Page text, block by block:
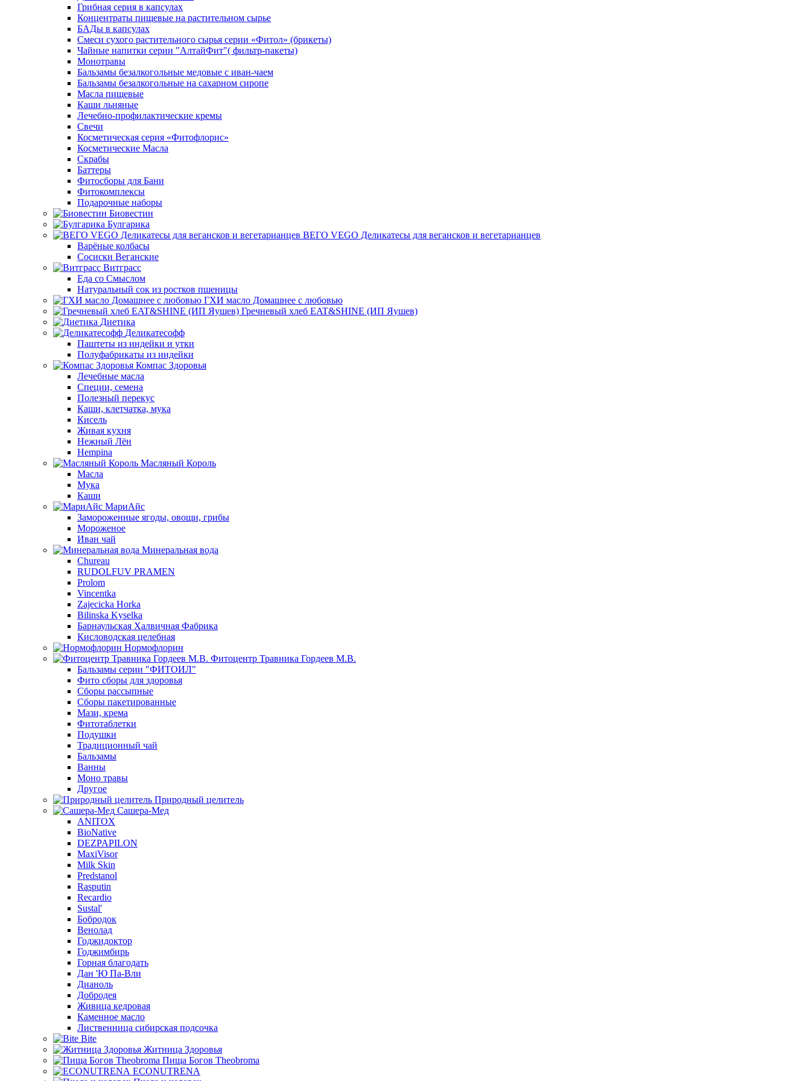
Грибная серия в капсулах
Концентраты пищевые на растительном сырье
БАДы в капсулах
Смеси сухого растительного сырья серии «Фитол» (брикеты)
Чайные напитки серии "АлтайФит"( фильтр-пакеты)
Монотравы
Бальзамы безалкогольные медовые с иван-чаем
Бальзамы безалкогольные на сахарном сиропе
Масла пищевые
Каши льняные
Лечебно-профилактические кремы
Свечи
Косметическая серия «Фитофлорис»
Косметические Масла
Скрабы
Баттеры
Фитосборы для Бани
Фитокомплексы
Подарочные наборы
Биовестин
Булгарика
ВЕГО VEGO Деликатесы для вегансков и вегетарианцев
Варёные колбасы
Сосиски Веганские
Витграсс
Еда со Смыслом
Натуральный сок из ростков пшеницы
ГХИ масло Домашнее с любовью
Гречневый хлеб EAT&SHINE (ИП Яушев)
Диетика
Деликатесофф
Паштеты из индейки и утки
Полуфабрикаты из индейки
Компас Здоровья
Лечебные масла
Специи, семена
Полезный перекус
Каши, клетчатка, мука
Кисель
Живая кухня
Нежный Лён
Hempina
Масляный Король
Масла
Мука
Каши
МариАйс
Замороженные ягоды, овощи, грибы
Мороженое
Иван чай
Минеральная вода
Chureau
RUDOLFUV PRAMEN
Prolom
Vincentka
Zajecicka Horka
Bilinska Kyselka
Барнаульская Халвичная Фабрика
Кисловодская целебная
Нормофлорин
Фитоцентр Травника Гордеев М.В.
Бальзамы серии "ФИТОИЛ"
Фито сборы для здоровья
Сборы рассыпные
Сборы пакетированные
Мази, крема
Фитотаблетки
Подушки
Традиционный чай
Бальзамы
Ванны
Моно травы
Другое
Природный целитель
Сашера-Мед
ANITOX
BioNative
DEZPAPILON
MaxiVisor
Milk Skin
Predstanol
Rasputin
Recardio
Sustal'
Бобродок
Венолад
Годжидоктор
Годжимбирь
Горная благодать
Дан 'Ю Па-Вли
Дианоль
Добродея
Живица кедровая
Каменное масло
Лиственница сибирская подсочка
Bite
Житница Здоровья
Пища Богов Theobroma
ECONUTRENA